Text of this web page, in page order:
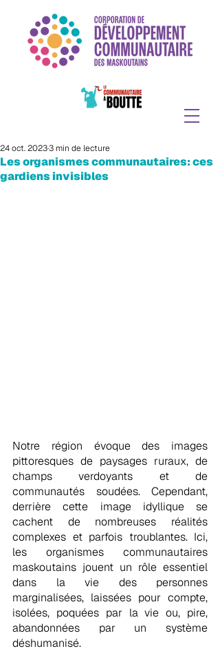
Les organismes communautaires: ces
gardiens invisibles
24 oct. 20233 min de lecture
Notre région évoque des images
pittoresques de paysages ruraux, de
champs verdoyants et de
communautés soudées. Cependant,
derrière cette image idyllique se
cachent de nombreuses réalités
complexes et parfois troublantes. Ici,
les organismes communautaires
maskoutains jouent un rôle essentiel
dans la vie des personnes
marginalisées, laissées pour compte,
isolées, poquées par la vie ou, pire,
abandonnées par un système
déshumanisé.